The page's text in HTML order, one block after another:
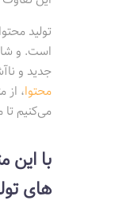
تولید
است. و
جدید و
محتوا،
می‌کنیم
با این
های